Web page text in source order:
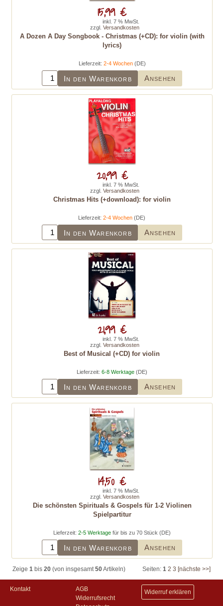
A Dozen A Day Songbook - Christmas (+CD): for violin (with
lyrics)
Lieferzeit: 2-4 Wochen(DE)
In den Warenkorb Ansehen
15,99 €
inkl. 7 % MwSt.
zzgl. Versandkosten
Christmas Hits (+download): for violin
Lieferzeit:2-4 Wochen (DE)
In den Warenkorb Ansehen
20,99 €
inkl. 7 % MwSt.
zzgl. Versandkosten
Best of Musical (+CD) for violin
Lieferzeit: 6-8 Werktage(DE)
In den Warenkorb Ansehen
21,99 €
inkl. 7 % MwSt.
zzgl. Versandkosten
Die schönsten Spirituals & Gospels für 1-2 Violinen
Spielpartitur
Lieferzeit: 2-5 Werktage für bis zu 70 Stück (DE)
In den Warenkorb Ansehen
14,50 €
inkl. 7 % MwSt.
zzgl. Versandkosten
Zeige 1 bis 20 (von insgesamt50Artikeln) Seiten: 1 2 3 [nächste >>]
Kontakt
AGB
Widerrufsrecht
Widerruf erklären